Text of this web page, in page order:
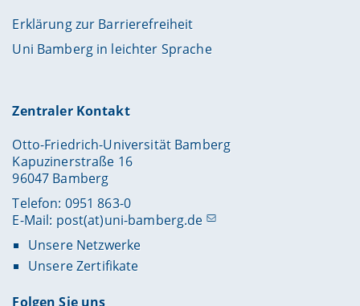
Erklärung zur Barrierefreiheit
Uni Bamberg in leichter Sprache
Zentraler Kontakt
Otto-Friedrich-Universität Bamberg
Kapuzinerstraße 16
96047 Bamberg
Telefon: 0951 863-0
E-Mail: post(at)uni-bamberg.de
Unsere Netzwerke
Unsere Zertifikate
Folgen Sie uns